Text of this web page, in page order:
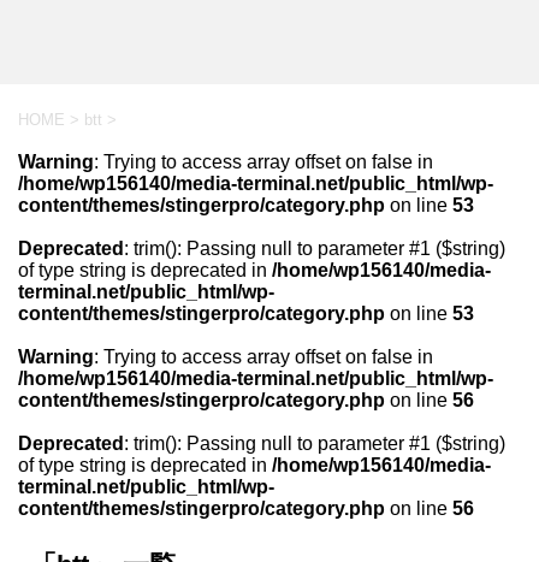
HOME > btt >
Warning: Trying to access array offset on false in
/home/wp156140/media-terminal.net/public_html/wp-
content/themes/stingerpro/category.php on line 53
Deprecated : trim(): Passing null to parameter #1 ($string)
of type string is deprecated in /home/wp156140/media-
terminal.net/public_html/wp-
content/themes/stingerpro/category.php on line 53
Warning: Trying to access array offset on false in
/home/wp156140/media-terminal.net/public_html/wp-
content/themes/stingerpro/category.php on line 56
Deprecated : trim(): Passing null to parameter #1 ($string)
of type string is deprecated in /home/wp156140/media-
terminal.net/public_html/wp-
content/themes/stingerpro/category.php on line 56